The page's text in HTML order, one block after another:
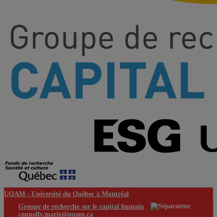
UQAM - Université du Québec à Montréal
Groupe de recherche sur le capital humain
connolly.marie@uqam.ca